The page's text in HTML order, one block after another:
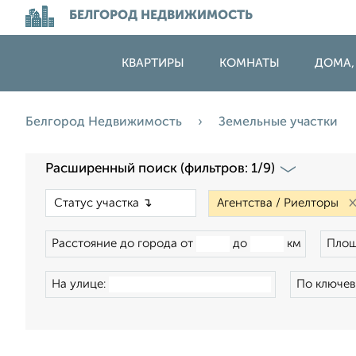
БЕЛГОРОД НЕДВИЖИМОСТЬ
КВАРТИРЫ КОМНАТЫ ДОМА,
Белгород Недвижимость Земельные участки
Расширенный поиск (фильтров: 1/9)
×
Расстояние до города от до км
На улице: По